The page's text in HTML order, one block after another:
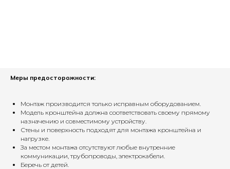
Меры предосторожности:
Монтаж производится только исправным оборудованием.
Модель кронштейна должна соответствовать своему прямому
назначению и совместимому устройству.
Стены и поверхность подходят для монтажа кронштейна и
нагрузке.
За местом монтажа отсутствуют любые внутренние
коммуникации, трубопроводы, электрокабели.
Беречь от детей.